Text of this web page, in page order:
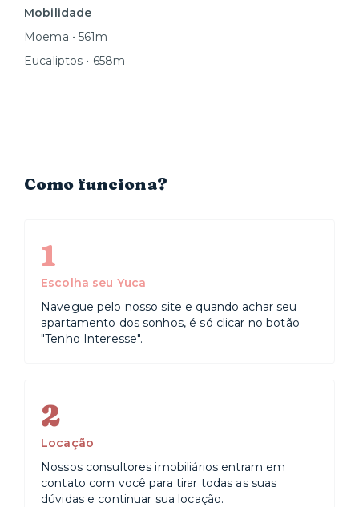
Mobilidade
Moema • 561m
Eucaliptos • 658m
Como funciona?
1
Escolha seu Yuca
Navegue pelo nosso site e quando achar seu
apartamento dos sonhos, é só clicar no botão
"Tenho Interesse".
2
Locação
Nossos consultores imobiliários entram em
contato com você para tirar todas as suas
dúvidas e continuar sua locação.